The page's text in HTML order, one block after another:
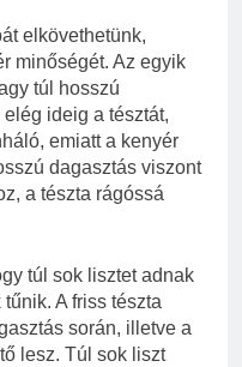
elkövethetünk,
minőségét. Az egyik
túl hosszú
ideig a tésztát,
emiatt a kenyér
dagasztás viszont
a tészta rágóssá
túl sok lisztet adnak
A friss tészta
során, illetve a
lesz. Túl sok liszt